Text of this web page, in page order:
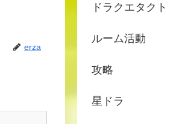
erza
ドラクエタクト
ルーム活動
攻略
星ドラ